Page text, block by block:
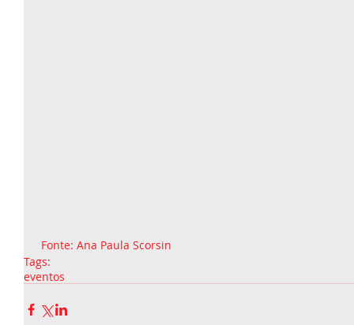
Fonte: Ana Paula Scorsin
Tags:
eventos